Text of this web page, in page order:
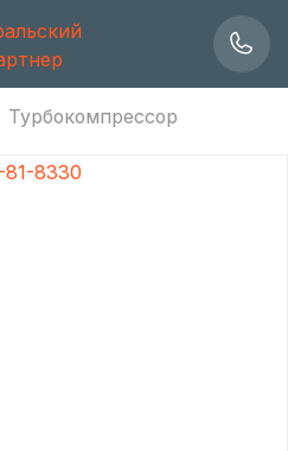
Турбокомпрессор